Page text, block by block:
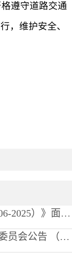
遵守道路交通
，维护安全、
留存固原记忆！《固原市志（2006-2025）》面向全社会征集资料
固原市第五届人民代表大会常务委员会公告 （第8号）